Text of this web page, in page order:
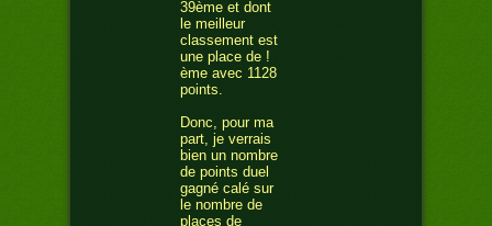
39ème et dont
le meilleur
classement est
une place de !
ème avec 1128
points.
Donc, pour ma
part, je verrais
bien un nombre
de points duel
gagné calé sur
le nombre de
places de